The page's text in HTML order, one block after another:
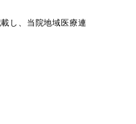
し、当院地域医療連